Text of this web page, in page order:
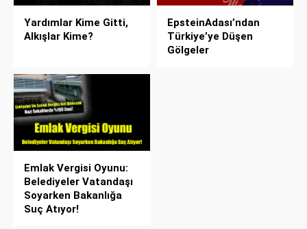
Yardımlar Kime Gitti,
Alkışlar Kime?
EpsteinAdası’ndan
Türkiye’ye Düşen
Gölgeler
Emlak Vergisi Oyunu:
Belediyeler Vatandaşı
Soyarken Bakanlığa
Suç Atıyor!